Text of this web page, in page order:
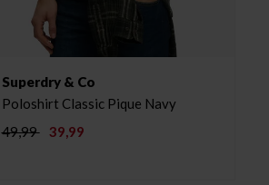
Superdry & Co
Poloshirt Classic Pique Navy
49,99
39,99